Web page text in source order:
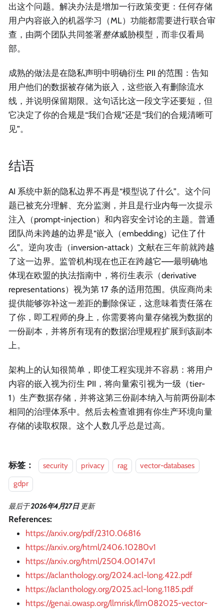
出这个问题。解决办法是增加一行政策变更：任何存储
用户内容嵌入的机器学习（ML）功能都需要进行联合审
查，由两个团队共同签署整体威胁模型，而非仅看局
部。
成熟的做法是在隐私声明中明确衍生 PII 的范围：告知
用户他们的数据被存储为嵌入，这些嵌入有删除流水
线，并说明保留期限。这句话比这一段文字还要短，但
它决定了你的合规是“我们合规”还是“我们的合规清晰可
见”。
结语
AI 系统中新的隐私边界不再是“模型说了什么”。这个问
题已被充分理解、充分监测，并且是行业内每一次提示
注入（prompt-injection）和内容安全讨论的主题。普通
团队尚未跨越的边界是“嵌入（embedding）记住了什
么”。逆向攻击（inversion-attack）文献在三年前就跨越
了这一边界。监管机构现在也正在跨越它——最明确地
体现在欧盟的执法指南中，将衍生表示（derivative
representations）视为第 17 条的适用范围。供应商尚未
提供能够弥补这一差距的删除保证，这意味着责任落在
了你，即工程师的身上，你需要将向量存储视为数据的
一份副本，并将所有现有的数据治理规程扩展到该副本
上。
架构上的认知很简单，即使工程实现并不容易：将用户
内容的嵌入视为衍生 PII，将向量索引视为一级（tier-
1）生产数据存储，并将这第三份副本纳入与前两份副本
相同的治理体系中。然后去检查谁拥有你生产环境向量
存储的读取权限。这个人数几乎总是过高。
标签： security privacy rag
vector-databases
gdpr
最后于2026年4月27日 更新
References:
https://arxiv.org/pdf/2310.06816
https://arxiv.org/html/2406.10280v1
https://arxiv.org/html/2504.00147v1
https://aclanthology.org/2024.acl-long.422.pdf
https://aclanthology.org/2025.acl-long.1185.pdf
https://genai.owasp.org/llmrisk/llm082025-vector-